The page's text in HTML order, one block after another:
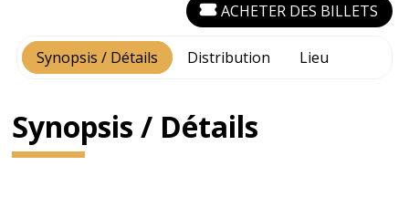
Synopsis / Détails Distribution Lieu
ACHETER DES BILLETS
Synopsis / Détails